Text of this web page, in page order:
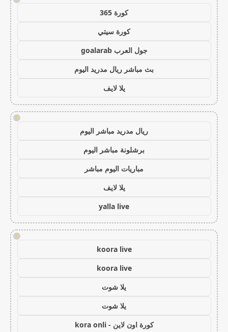
كورة 365
كورة سيتي
جول العرب goalarab
بث مباشر ريال مدريد اليوم
يلا لايف
!
ريال مدريد مباشر اليوم
برشلونة مباشر اليوم
مباريات اليوم مباشر
يلا لايف
yalla live
!
koora live
koora live
يلا شوت
يلا شوت
كورة اون لاين - kora onli